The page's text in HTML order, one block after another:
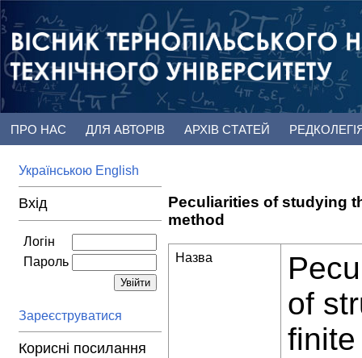
ПРО НАС ДЛЯ АВТОРІВ АРХІВ СТАТЕЙ
Українською English
Вхід
Логін
Пароль
Зареєструватися
Корисні посилання
Peculiarities of studying
method
Назва
of